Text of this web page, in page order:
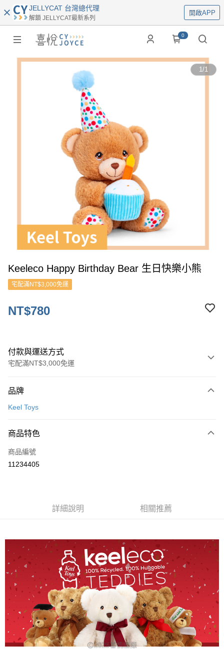
JELLYCAT 台灣總代理
解鎖 JELLYCAT最新系列
開啟APP
0
1/1
Keeleco Happy Birthday Bear 生日快樂小熊
宅配滿NT$3,000免運
NT$780
付款與運送方式
宅配滿NT$3,000免運
信用卡一次付款
運送方式
付款後全家取貨
宅配 (離島)
每筆NT$280
品牌
Keel Toys
商品特色
商品編號
11234405
詳細說明 相關推薦